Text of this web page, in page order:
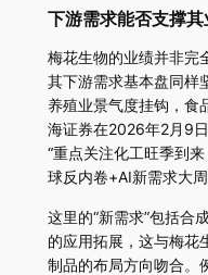
下游需求能否支撑
梅花生物的业绩并非完
其下游需求基本盘同样
养殖业景气度挂钩，食
海证券在2026年2月9
“重点关注化工旺季到
球反内卷+AI新需求大周
这里的“新需求”包括合
的应用拓展，这与梅花
制品的布局方向吻合。